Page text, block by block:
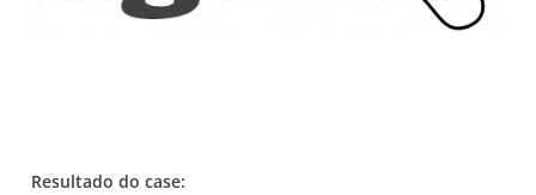
Resultado do case: